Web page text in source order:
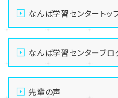
なんば学習センタートッ
なんば学習センターブロ
先輩の声